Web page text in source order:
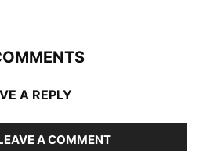
A REPLY
A COMMENT